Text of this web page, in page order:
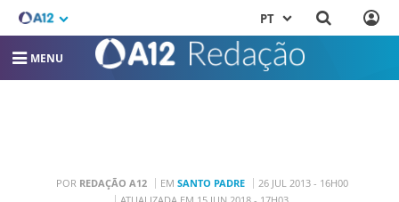
PT
MENU
POR REDAÇÃO A12 EM SANTO PADRE
26 JUL 2013 - 16H00